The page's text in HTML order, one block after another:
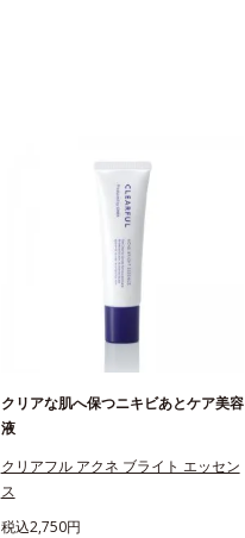
クリアな肌へ保つニキビあとケア美容
液
クリアフル アクネ ブライト エッセン
ス
税込2,750円